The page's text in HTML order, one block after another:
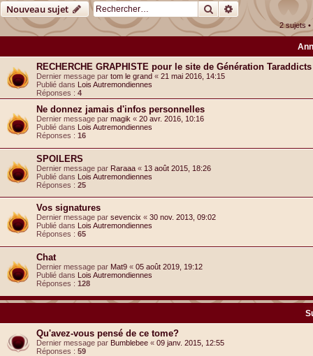
Nouveau sujet Rechercher
Recherche
2 sujets
RECHERCHE GRAPHISTE pour le site de Génération Taraddicts
Dernier message par tom le grand « 21 mai 2016, 14:15
Publié dans Lois Autremondiennes
Réponses : 4
Ne donnez jamais d'infos personnelles
Dernier message par magik « 20 avr. 2016, 10:16
Publié dans Lois Autremondiennes
Réponses : 16
SPOILERS
Dernier message par Raraaa « 13 août 2015, 18:26
Publié dans Lois Autremondiennes
Réponses : 25
Vos signatures
Dernier message par sevencix « 30 nov. 2013, 09:02
Publié dans
Lois Autremondiennes
Réponses : 65
Chat
Dernier message par Mat9 « 05 août 2019, 19:12
Publié dans Lois Autremondiennes
Réponses : 128
Qu'avez-vous pensé de ce tome?
Dernier message par Bumblebee « 09 janv. 2015, 12:55
Réponses : 59